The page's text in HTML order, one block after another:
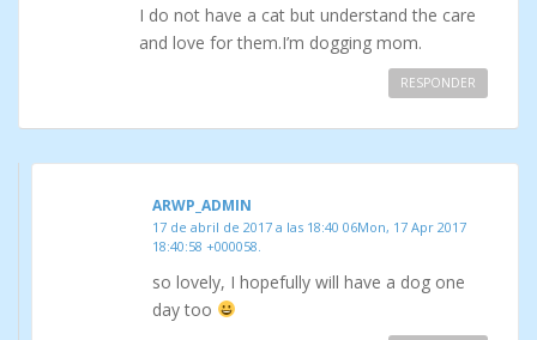
I do not have a cat but understand the care
and love for them.I’m dogging mom.
RESPONDER
ARWP_ADMIN
17 de abril de 2017 a las 18:40 06Mon, 17 Apr 2017
18:40:58 +000058.
so lovely, I hopefully will have a dog one
day too